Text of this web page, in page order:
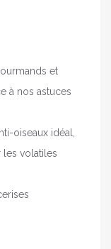
et
à nos astuces
oiseaux idéal,
les volatiles